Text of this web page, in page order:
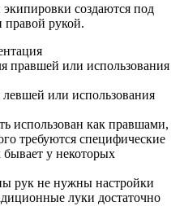
создаются под
правой рукой.
правшей или использования
левшей или использования
использован как правшами,
требуются специфические
у некоторых
рук не нужны настройки
луки достаточно